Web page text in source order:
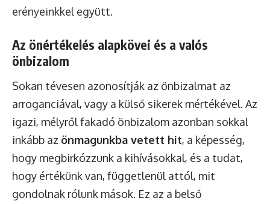
erényeinkkel együtt.
Az önértékelés alapkövei és a valós
önbizalom
Sokan tévesen azonosítják az önbizalmat az
arroganciával, vagy a külső sikerek mértékével. Az
igazi, mélyről fakadó önbizalom azonban sokkal
inkább az önmagunkba vetett hit, a képesség,
hogy megbirkózzunk a kihívásokkal, és a tudat,
hogy értékünk van, függetlenül attól, mit
gondolnak rólunk mások. Ez az a belső